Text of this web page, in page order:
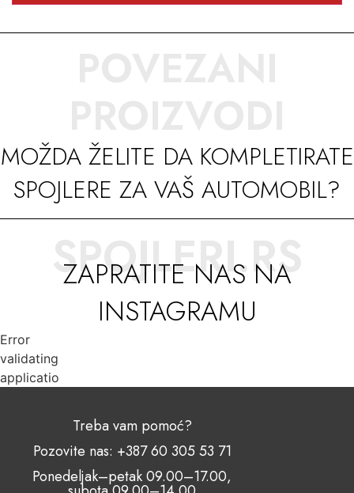
MOŽDA ŽELITE DA KOMPLETIRATE
SPOJLERE ZA VAŠ AUTOMOBIL?
SPOJLERI.RS
ZAPRATITE NAS NA
INSTAGRAMU
Error
validating
application
Treba vam pomoć?
Pozovite nas: +387 60 305 53 71
Ponedeljak–petak 09.00–17.00,